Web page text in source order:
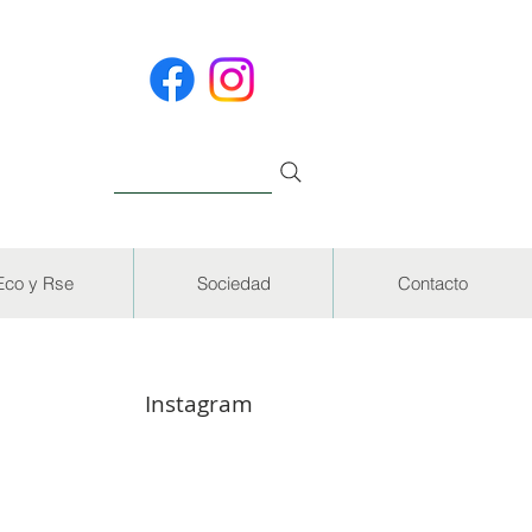
y Rse Sociedad Contacto
Instagram